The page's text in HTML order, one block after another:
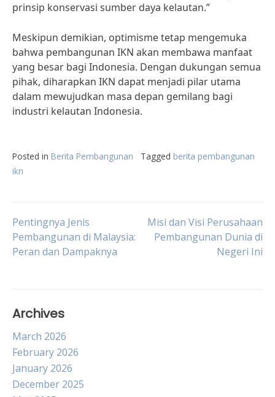
prinsip konservasi sumber daya kelautan.”
Meskipun demikian, optimisme tetap mengemuka
bahwa pembangunan IKN akan membawa manfaat
yang besar bagi Indonesia. Dengan dukungan semua
pihak, diharapkan IKN dapat menjadi pilar utama
dalam mewujudkan masa depan gemilang bagi
industri kelautan Indonesia.
Posted in Berita Pembangunan Tagged berita pembangunan
ikn
Post
navigation
Pentingnya Jenis
Pembangunan di Malaysia:
Peran dan Dampaknya
Misi dan Visi Perusahaan
Pembangunan Dunia di
Negeri Ini
Archives
March 2026
February 2026
January 2026
December 2025